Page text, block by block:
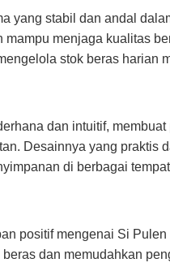
yang stabil dan andal
menjaga kualitas
stok beras harian
dan intuitif,
Desainnya yang praktis
di berbagai
positif mengenai Si
dan memudahkan